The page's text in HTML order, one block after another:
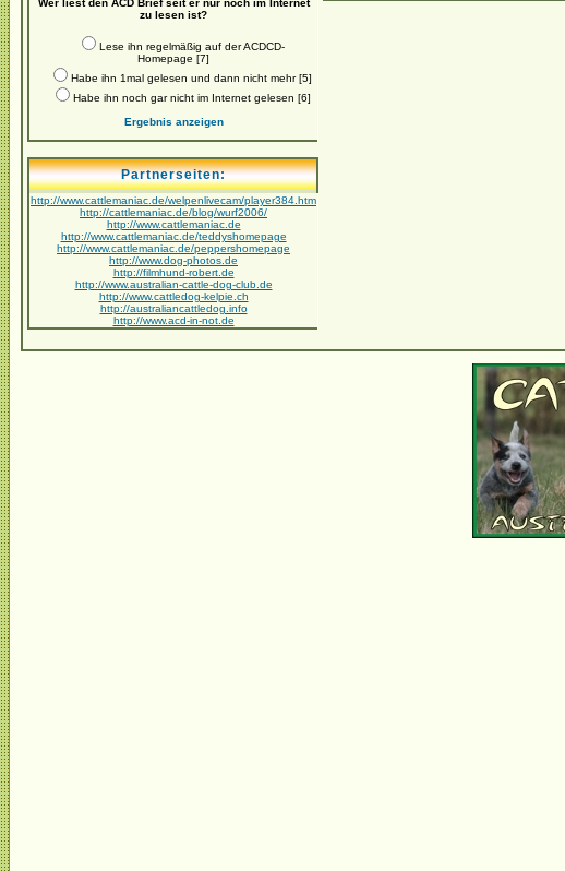
Wer liest den ACD Brief seit er nur noch im Internet
zu lesen ist?
Lese ihn regelmäßig auf der ACDCD-
Homepage [7]
Habe ihn 1mal gelesen und dann nicht mehr [5]
Habe ihn noch gar nicht im Internet gelesen [6]
Ergebnis anzeigen
Partnerseiten:
http://www.cattlemaniac.de/welpenlivecam/player384.htm
http://cattlemaniac.de/blog/wurf2006/
http://www.cattlemaniac.de
http://www.cattlemaniac.de/teddyshomepage
http://www.cattlemaniac.de/peppershomepage
http://www.dog-photos.de
http://filmhund-robert.de
http://www.australian-cattle-dog-club.de
http://www.cattledog-kelpie.ch
http://australiancattledog.info
http://www.acd-in-not.de